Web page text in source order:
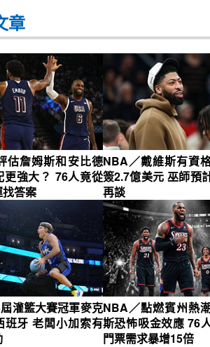
章
估詹姆斯和安比德
更強大？ 76人竟從
找答案
NBA／戴維斯有資
簽2.7億美元 巫師預
再談
灌籃大賽冠軍麥克
班牙 老闆小加索有
NBA／點燃賓州熱
斯恐怖吸金效應 76
門票需求暴增15倍